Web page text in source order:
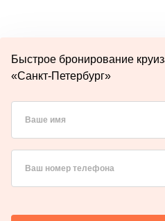
Быстрое бронирование
«Санкт-Петербург»
Ваше имя
Ваш номер телефона